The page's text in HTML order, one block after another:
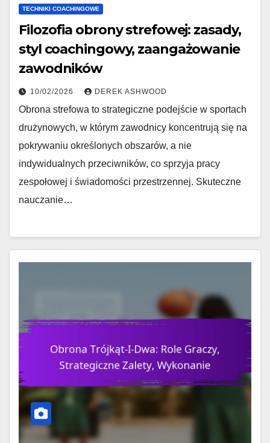
TECHNIKI COACHINGOWE
Filozofia obrony strefowej: zasady,
styl coachingowy, zaangażowanie
zawodników
10/02/2026 DEREK ASHWOOD
Obrona strefowa to strategiczne podejście w sportach
drużynowych, w którym zawodnicy koncentrują się na
pokrywaniu określonych obszarów, a nie
indywidualnych przeciwników, co sprzyja pracy
zespołowej i świadomości przestrzennej. Skuteczne
nauczanie…